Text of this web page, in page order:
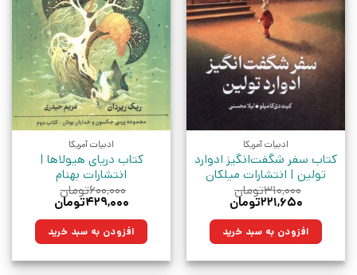
ادبیات آمریکا
کتاب سفر شگفت‌انگیز ادوارد
تولین | انتشارات میلکان
۳۱۰,۰۰۰تومان
قیمت
۳۱۰,۰۰۰تومان
بود.
۲۲۱,۶۵۰تومان
۲۲۱,۶۵۰تومان.افزودن به سبد خرید
ادبیات آمریکا
کتاب دریای هیولاها |
انتشارات بهنام
۶۰۰,۰۰۰تومان
قیمت
۶۰۰,۰۰۰تومان
بود.
۴۲۹,۰۰۰تومان
۴۲۹,۰۰۰تومان.افزودن به سبد خرید